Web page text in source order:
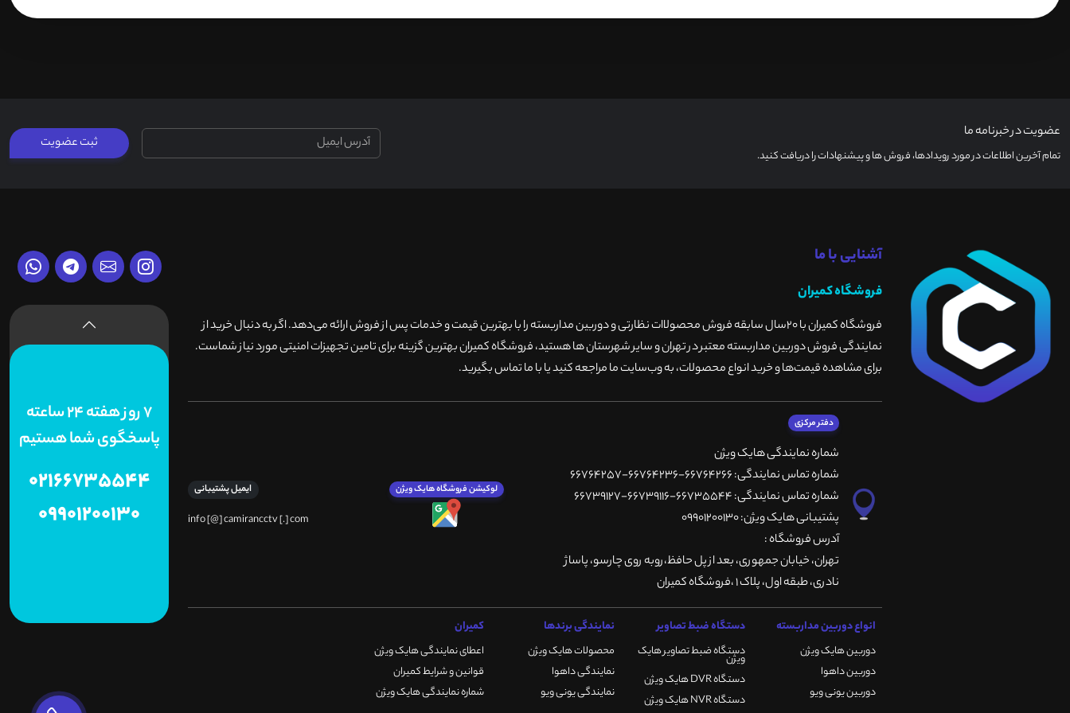
عضویت در خبرنامه ما
تمام آخرین اطلاعات در مورد رویدادها، فروش ها و پیشنهادات را دریافت کنید.
ثبت عضویت
آشنایی با ما
فروشگاه کمیران
فروشگاه کمیران با ۲۰سال سابقه فروش محصولاات نظارتی و دوربین مداربسته را با بهترین قیمت و خدمات پس از فروش ارائه می‌دهد. اگر به دنبال خرید از
نمایندگی فروش دوربین مداربسته معتبر در تهران و سایر شهرستان ها هستید، فروشگاه کمیران بهترین گزینه برای تامین تجهیزات امنیتی مورد نیاز شماست.
برای مشاهده قیمت‌ها و خرید انواع محصولات، به وب‌سایت ما مراجعه کنید یا با ما تماس بگیرید.
دفتر مرکزی
شماره نمایندگی هایک ویژن
شماره تماس نمایندگی: 66764266-66764236-66764257
شماره تماس نمایندگی: 66735544-66739116-66739127
پشتیبانی هایک ویژن: 09901200130
آدرس فروشگاه :
تهران، خيابان جمهوری، بعد از پل حافظ،روبه روی چارسو، پاساژ
نادری، طبقه اول، پلاک 1 ،فروشگاه کمیران
لوکیشن فروشگاه هایک ویژن ایمیل پشتیبانی
info [@] camirancctv [.] com
انواع دوربین مداربسته
دوربین هایک ویژن
دوربین داهوا
دوربین یونی ویو
دستگاه ضبط تصاویر
دستگاه ضبط تصاویر هایک
ویژن
دستگاه DVR هایک ویژن
دستگاه NVR هایک ویژن
نمایندگی برندها
محصولات هایک ویژن
نمایندگی داهوا
نمایندگی یونی ویو
کمیران
اعطای نمایندگی هایک ویژن
قوانین و شرایط کمیران
شماره نمایندگی هایک ویژن
7 روز هفته 24 ساعته
پاسخگوی شما هستیم
02166735544
09901200130